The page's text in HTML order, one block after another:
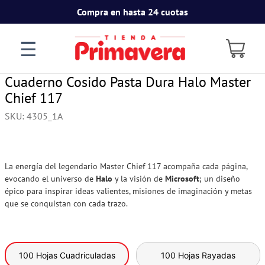
Compra en hasta 24 cuotas
☰
Cuaderno Cosido Pasta Dura Halo Master
Chief 117
SKU: 4305_1A
La energía del legendario Master Chief 117 acompaña cada página,
evocando el universo de Halo y la visión de Microsoft; un diseño
épico para inspirar ideas valientes, misiones de imaginación y metas
que se conquistan con cada trazo.
100 Hojas Cuadriculadas 100 Hojas Rayadas